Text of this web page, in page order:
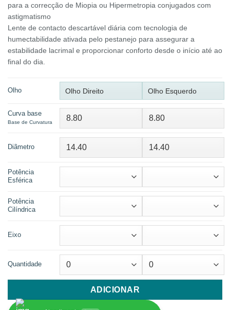
para a correcção de Miopia ou Hipermetropia conjugados com
astigmatismo
Lente de contacto descartável diária com tecnologia de
humectabilidade ativada pelo pestanejo para assegurar a
estabilidade lacrimal e proporcionar conforto desde o início até ao
final do dia.
Olho Olho Esquerdo
Olho Direito
Curva base
Base de Curvatura
Diãmetro
Potência
Esférica
Potência
Cilíndrica
Eixo
Quantidade
ADICIONAR